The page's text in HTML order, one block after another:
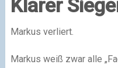
Klarer
Markus verliert.
Markus weiß zwar alle